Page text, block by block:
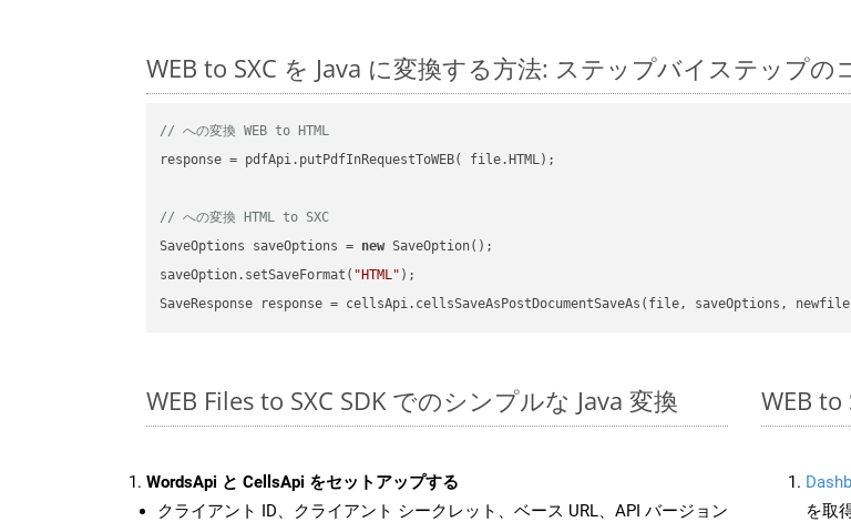
WEB to SXC を Java に変換する方法: ステップバイステップの
// への変換 WEB to HTML
response = pdfApi.putPdfInRequestToWEB( file.HTML);
// への変換 HTML to SXC
SaveOptions saveOptions = new SaveOption();
saveOption.setSaveFormat( "HTML" );
SaveResponse response = cellsApi.cellsSaveAsPostDocumentSaveAs(file, saveOptions,
WEB Files to SXC SDK でのシンプルな Java 変換
WordsApi と CellsApi をセットアップする
クライアント ID、クライアント シークレット、ベース URL、API バージョン
WEB to
を取